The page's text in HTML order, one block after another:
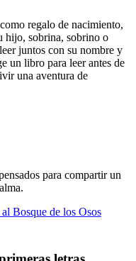
regalo de nacimiento,
hijo, sobrina, sobrino o
juntos con su nombre y
un libro para leer antes de
una aventura de
para compartir un
Bosque de los Osos